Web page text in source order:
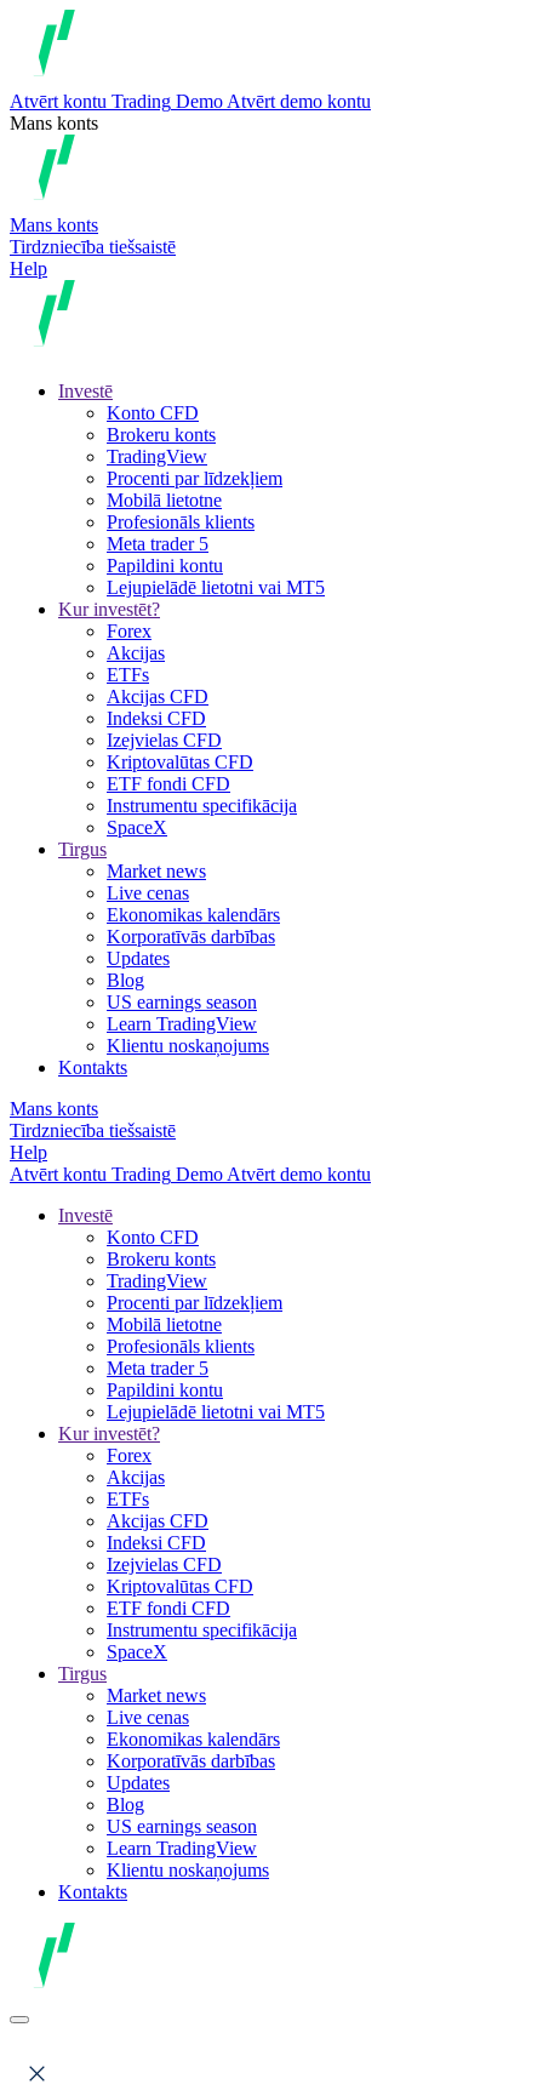
Atvērt kontu Trading Demo Atvērt demo kontu
Mans konts
Mans konts
Tirdzniecība tiešsaistē
Help
Investē
Konto CFD
Brokeru konts
TradingView
Procenti par līdzekļiem
Mobilā lietotne
Profesionāls klients
Meta trader 5
Papildini kontu
Lejupielādē lietotni vai MT5
Kur investēt?
Forex
Akcijas
ETFs
Akcijas CFD
Indeksi CFD
Izejvielas CFD
Kriptovalūtas CFD
ETF fondi CFD
Instrumentu specifikācija
SpaceX
Tirgus
Market news
Live cenas
Ekonomikas kalendārs
Korporatīvās darbības
Updates
Blog
US earnings season
Learn TradingView
Klientu noskaņojums
Kontakts
Mans konts
Tirdzniecība tiešsaistē
Help
Atvērt kontu Trading Demo Atvērt demo kontu
Investē
Konto CFD
Brokeru konts
TradingView
Procenti par līdzekļiem
Mobilā lietotne
Profesionāls klients
Meta trader 5
Papildini kontu
Lejupielādē lietotni vai MT5
Kur investēt?
Forex
Akcijas
ETFs
Akcijas CFD
Indeksi CFD
Izejvielas CFD
Kriptovalūtas CFD
ETF fondi CFD
Instrumentu specifikācija
SpaceX
Tirgus
Market news
Live cenas
Ekonomikas kalendārs
Korporatīvās darbības
Updates
Blog
US earnings season
Learn TradingView
Klientu noskaņojums
Kontakts